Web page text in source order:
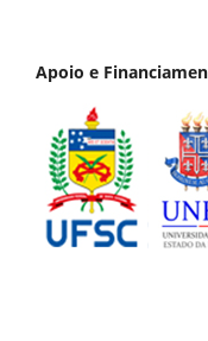
Apoio e